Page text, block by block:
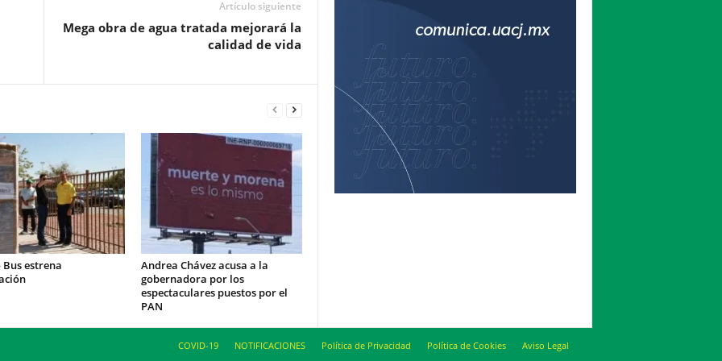
Artículo siguiente
Mega obra de agua tratada mejorará la
calidad de vida
Bus estrena
Andrea Chávez acusa a la
gobernadora por los
espectaculares puestos por el
PAN
COVID-19 NOTIFICACIONES Política de Privacidad Política de Cookies
Aviso Legal